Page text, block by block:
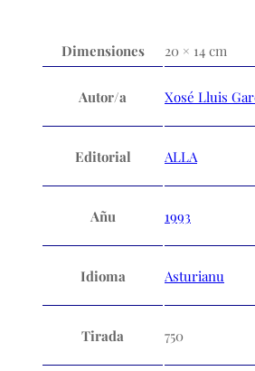
Dimensiones 20 × 14 cm
Autor/a Xosé Lluis
Editorial ALLA
Añu 1993
Idioma Asturianu
Tirada 750